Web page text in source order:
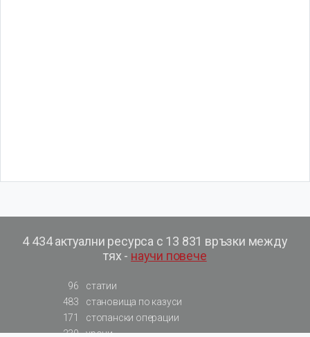
4 434 актуални ресурса с 13 831 връзки между
тях - научи повече
96
статии
483
становища по казуси
171
стопански операции
230
уроци